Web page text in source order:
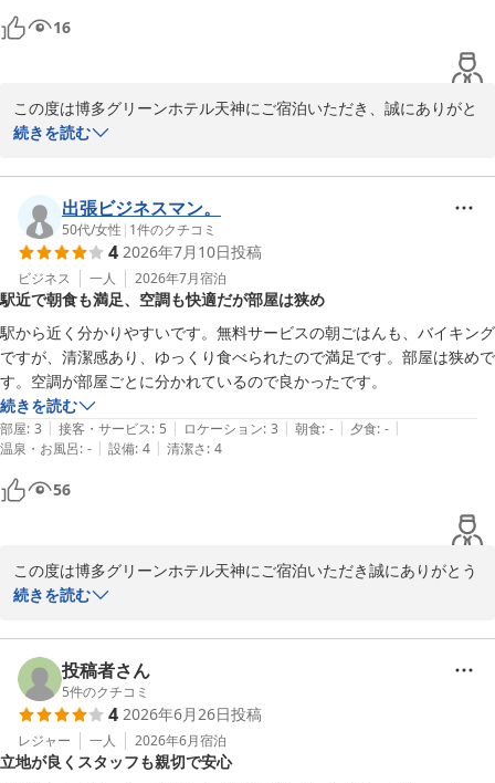
また、お客様にお会い出来ます日をスタッフ一同心よりお待ち申し
上げております。
博多グリーンホテル天神
16
この度は博多グリーンホテル天神にご宿泊いただき、誠にありがと
うございます。
て御礼申し上げます。
朝食バイキングにつきまして、光栄なお言葉をいただき、スタッフ
一同大変嬉しく拝読いたしました。当ホテルの朝食は、一品一品こ
だわりを持ってご用意しておりますので、ご満足いただけた様で何
よりでございます。
当ホテルは福岡空港から市営地下鉄で13分、赤坂駅5番出口より徒
歩1分とアクセスも便利ですので、また福岡にお越しの際はぜひお
立ち寄りください。
お客様のまたのご利用を心よりお待ち申し上げます。
フロント濱地
2026-07-29
続きを読む
出張ビジネスマン。
50代/女性 | 1件のクチコミ
4 2026年7月10日投稿
ビジネス 一人 2026年7月宿泊
駅近で朝食も満足、空調も快適だが部屋は狭め
駅から近く分かりやすいです。無料サービスの朝ごはんも、バイキング
ですが、清潔感あり、ゆっくり食べられたので満足です。部屋は狭めで
す。空調が部屋ごとに分かれているので良かったです。
続きを読む
部屋: 3 | 接客・サービス: 5 | ロケーション: 3 | 朝食: - | 夕食: - |
温泉・お風呂: - | 設備: 4 | 清潔さ: 4
56
この度は博多グリーンホテル天神にご宿泊いただき誠にありがとう
ございます。
て御礼申し上げます。
駅からのアクセスや立地、無料朝食サービスにご満足いただけたと
のこと、大変嬉しく拝見いたしました。朝食会場の清潔感や、ゆっ
くりとお食事をお楽しみいただけたとのお言葉は、スタッフにとっ
て何よりの励みとなります。
続きを読む
投稿者さん
5件のクチコミ
4 2026年6月26日投稿
レジャー 一人 2026年6月宿泊
立地が良くスタッフも親切で安心